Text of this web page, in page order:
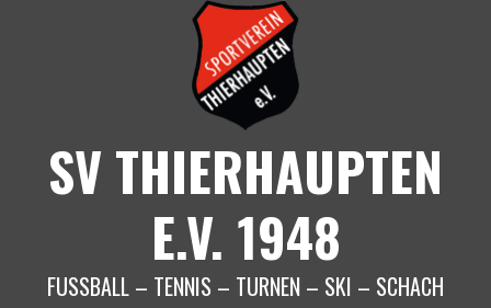
SV THIERHAUPTEN
E.V. 1948
FUSSBALL – TENNIS – TURNEN – SKI – SCHACH